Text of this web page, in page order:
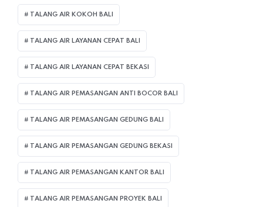
TALANG AIR KOKOH BALI
TALANG AIR LAYANAN CEPAT BALI
TALANG AIR LAYANAN CEPAT BEKASI
TALANG AIR PEMASANGAN ANTI BOCOR BALI
TALANG AIR PEMASANGAN GEDUNG BALI
TALANG AIR PEMASANGAN GEDUNG BEKASI
TALANG AIR PEMASANGAN KANTOR BALI
TALANG AIR PEMASANGAN PROYEK BALI